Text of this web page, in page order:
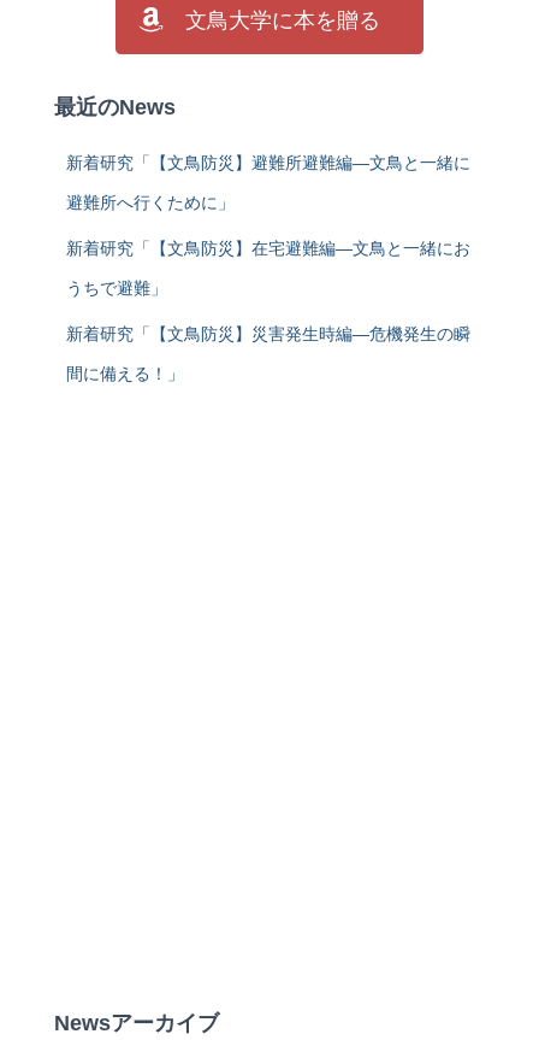
文鳥大学に本を贈る
最近のNews
新着研究「【文鳥防災】避難所避難編―文鳥と一緒に
避難所へ行くために」
新着研究「【文鳥防災】在宅避難編―文鳥と一緒にお
うちで避難」
新着研究「【文鳥防災】災害発生時編―危機発生の瞬
間に備える！」
Newsアーカイブ